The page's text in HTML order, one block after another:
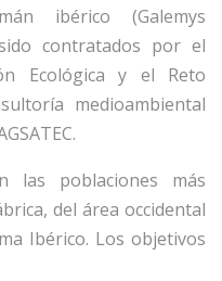
ibérico (Galemys
contratados por el
Ecológica y el Reto
medioambiental
las poblaciones más
del área occidental
Ibérico. Los objetivos